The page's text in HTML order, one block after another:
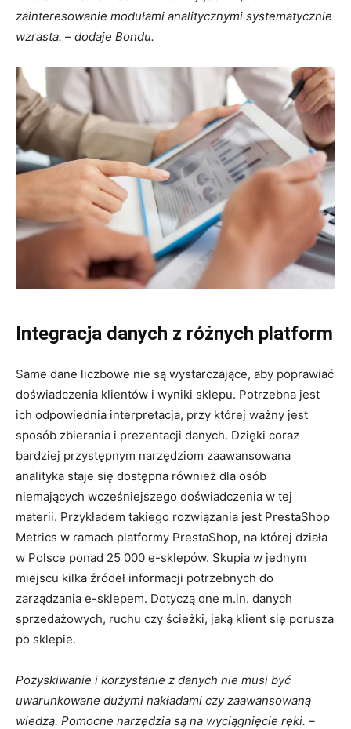
zainteresowanie modułami analitycznymi systematycznie
wzrasta. – dodaje Bondu.
Integracja danych z różnych platform
Same dane liczbowe nie są wystarczające, aby poprawiać
doświadczenia klientów i wyniki sklepu. Potrzebna jest
ich odpowiednia interpretacja, przy której ważny jest
sposób zbierania i prezentacji danych. Dzięki coraz
bardziej przystępnym narzędziom zaawansowana
analityka staje się dostępna również dla osób
niemających wcześniejszego doświadczenia w tej
materii. Przykładem takiego rozwiązania jest PrestaShop
Metrics w ramach platformy PrestaShop, na której działa
w Polsce ponad 25 000 e-sklepów. Skupia w jednym
miejscu kilka źródeł informacji potrzebnych do
zarządzania e-sklepem. Dotyczą one m.in. danych
sprzedażowych, ruchu czy ścieżki, jaką klient się porusza
po sklepie.
Pozyskiwanie i korzystanie z danych nie musi być
uwarunkowane dużymi nakładami czy zaawansowaną
wiedzą. Pomocne narzędzia są na wyciągnięcie ręki. –